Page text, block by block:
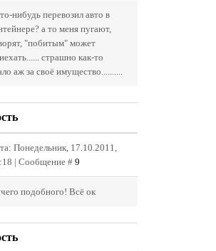
нибудь перевозил авто в
а то меня пугают,
"побитым" может
страшно как-то
аж за своё имущество..........
Понедельник, 17.10.2011,
| Сообщение # 9
подобного! Всё ок